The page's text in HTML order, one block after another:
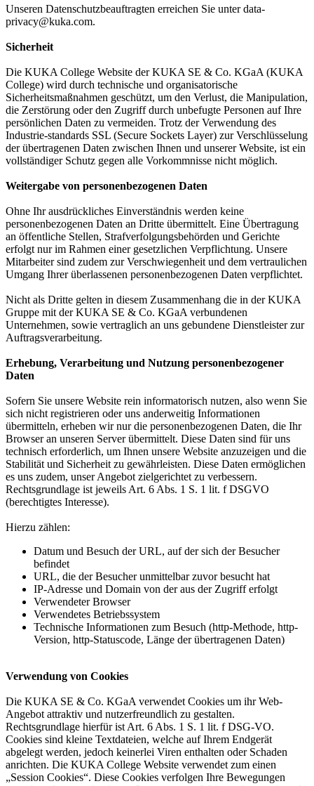
Unseren Datenschutzbeauftragten erreichen Sie unter data-
privacy@kuka.com.
Sicherheit
Die KUKA College Website der KUKA SE & Co. KGaA (KUKA
College) wird durch technische und organisatorische
Sicherheitsmaßnahmen geschützt, um den Verlust, die Manipulation,
die Zerstörung oder den Zugriff durch unbefugte Personen auf Ihre
persönlichen Daten zu vermeiden. Trotz der Verwendung des
Industrie-standards SSL (Secure Sockets Layer) zur Verschlüsselung
der übertragenen Daten zwischen Ihnen und unserer Website, ist ein
vollständiger Schutz gegen alle Vorkommnisse nicht möglich.
Weitergabe von personenbezogenen Daten
Ohne Ihr ausdrückliches Einverständnis werden keine
personenbezogenen Daten an Dritte übermittelt. Eine Übertragung
an öffentliche Stellen, Strafverfolgungsbehörden und Gerichte
erfolgt nur im Rahmen einer gesetzlichen Verpflichtung. Unsere
Mitarbeiter sind zudem zur Verschwiegenheit und dem vertraulichen
Umgang Ihrer überlassenen personenbezogenen Daten verpflichtet.
Nicht als Dritte gelten in diesem Zusammenhang die in der KUKA
Gruppe mit der KUKA SE & Co. KGaA verbundenen
Unternehmen, sowie vertraglich an uns gebundene Dienstleister zur
Auftragsverarbeitung.
Erhebung, Verarbeitung und Nutzung personenbezogener
Daten
Sofern Sie unsere Website rein informatorisch nutzen, also wenn Sie
sich nicht registrieren oder uns anderweitig Informationen
übermitteln, erheben wir nur die personenbezogenen Daten, die Ihr
Browser an unseren Server übermittelt. Diese Daten sind für uns
technisch erforderlich, um Ihnen unsere Website anzuzeigen und die
Stabilität und Sicherheit zu gewährleisten. Diese Daten ermöglichen
es uns zudem, unser Angebot zielgerichtet zu verbessern.
Rechtsgrundlage ist jeweils Art. 6 Abs. 1 S. 1 lit. f DSGVO
(berechtigtes Interesse).
Hierzu zählen:
Datum und Besuch der URL, auf der sich der Besucher
befindet
URL, die der Besucher unmittelbar zuvor besucht hat
IP-Adresse und Domain von der aus der Zugriff erfolgt
Verwendeter Browser
Verwendetes Betriebssystem
Technische Informationen zum Besuch (http-Methode, http-
Version, http-Statuscode, Länge der übertragenen Daten)
Verwendung von Cookies
Die KUKA SE & Co. KGaA verwendet Cookies um ihr Web-
Angebot attraktiv und nutzerfreundlich zu gestalten.
Rechtsgrundlage hierfür ist Art. 6 Abs. 1 S. 1 lit. f DSG-VO.
Cookies sind kleine Textdateien, welche auf Ihrem Endgerät
abgelegt werden, jedoch keinerlei Viren enthalten oder Schaden
anrichten. Die KUKA College Website verwendet zum einen
„Session Cookies“. Diese Cookies verfolgen Ihre Bewegungen